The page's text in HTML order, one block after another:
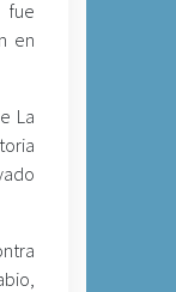
fue
en
La